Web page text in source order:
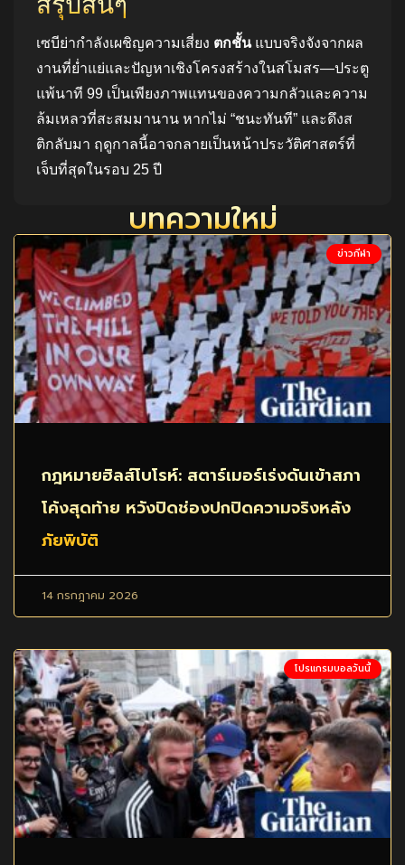
เซบีย่ากำลังเผชิญความเสี่ยง ตกชั้นแบบจริงจังจากผล
งานที่ย่ำแย่และปัญหาเชิงโครงสร้างในสโมสร—ประตู
แพ้นาที 99 เป็นเพียงภาพแทนของความกลัวและความ
ล้มเหลวที่สะสมมานาน หากไม่ “ชนะทันที” และดึงส
ติกลับมา ฤดูกาลนี้อาจกลายเป็นหน้าประวัติศาสตร์ที่
เจ็บที่สุดในรอบ 25 ปี
บทความใหม่
ข่าวกีฬา
กฎหมายฮิลส์โบโรห์: สตาร์เมอร์เร่งดันเข้าสภา
โค้งสุดท้าย หวังปิดช่องปกปิดความจริงหลัง
ภัยพิบัติ
14 กรกฎาคม 2026
โปรแกรมบอลวันนี้